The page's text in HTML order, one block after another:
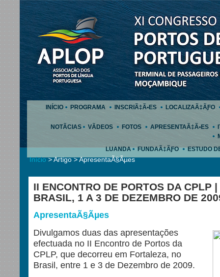
INÍCIO PROGRAMA INSCRIÃ‡Ã•ES LOCALIZAÃ‡ÃƑO
NOTÃCIAS VÃDEOS FOTOS APRESENTAÃ‡Ã•ES
LUANDA
FUNDAÃ‡ÃƑO ESTUDO
Início> Artigo > ApresentaÃ§Ãµes
II ENCONTRO DE PORTOS DA CPLP
BRASIL, 1 A 3 DE DEZEMBRO DE
ApresentaÃ§Ãµes
Divulgamos duas das apresentações
efectuada no II Encontro de Portos da
CPLP, que decorreu em Fortaleza, no
Brasil, entre 1 e 3 de Dezembro de 2009.